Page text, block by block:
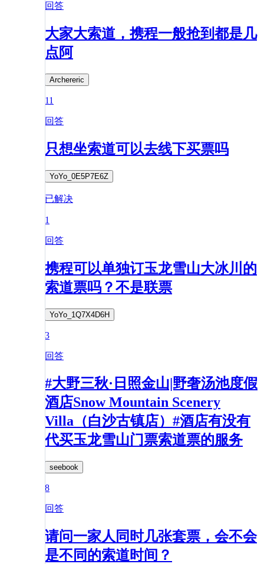
回答
大家大索道，携程一般抢到都是几
点阿
Archereric
11
回答
只想坐索道可以去线下买票吗
YoYo_0E5P7E6Z
已解决
1
回答
携程可以单独订玉龙雪山大冰川的
索道票吗？不是联票
YoYo_1Q7X4D6H
3
回答
#大野三秋·日照金山|野奢汤池度假
酒店Snow Mountain Scenery
Villa（白沙古镇店）#酒店有没有
代买玉龙雪山门票索道票的服务
seebook
8
回答
请问一家人同时几张套票，会不会
是不同的索道时间？